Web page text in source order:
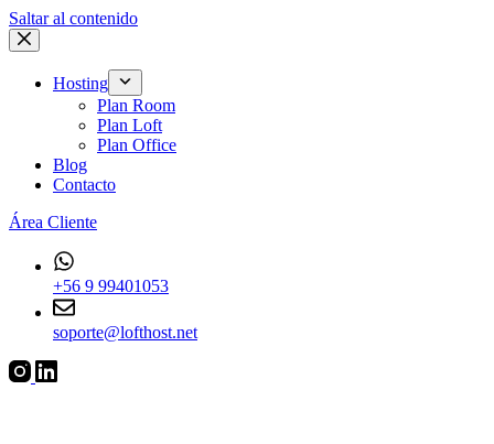
Saltar al contenido
Hosting
Plan Room
Plan Loft
Plan Office
Blog
Contacto
Área Cliente
+56 9 99401053
soporte@lofthost.net